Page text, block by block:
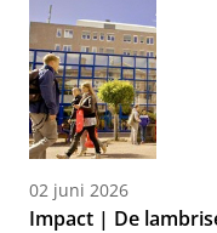
02 juni 2026
Impact | De